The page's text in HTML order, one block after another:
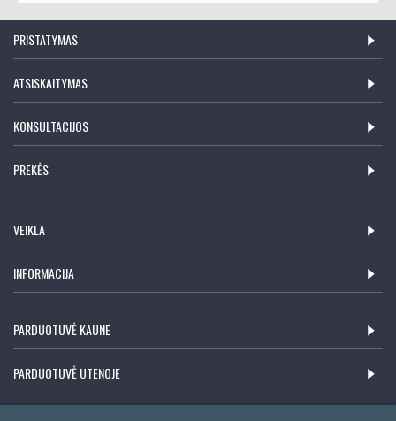
PRISTATYMAS
ATSISKAITYMAS
KONSULTACIJOS
PREKĖS
VEIKLA
INFORMACIJA
PARDUOTUVĖ KAUNE
PARDUOTUVĖ UTENOJE